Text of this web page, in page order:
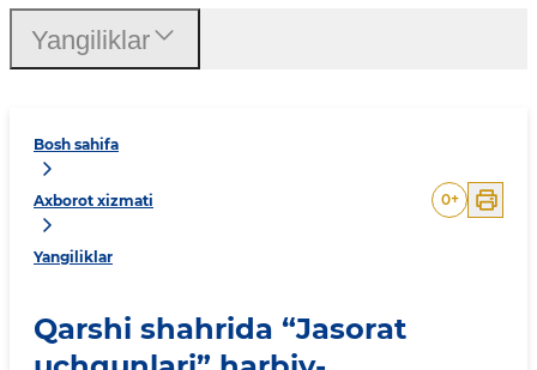
Bosh sahifa
Axborot xizmati
Yangiliklar
0+
Qarshi shahrida “Jasorat
Yangiliklar